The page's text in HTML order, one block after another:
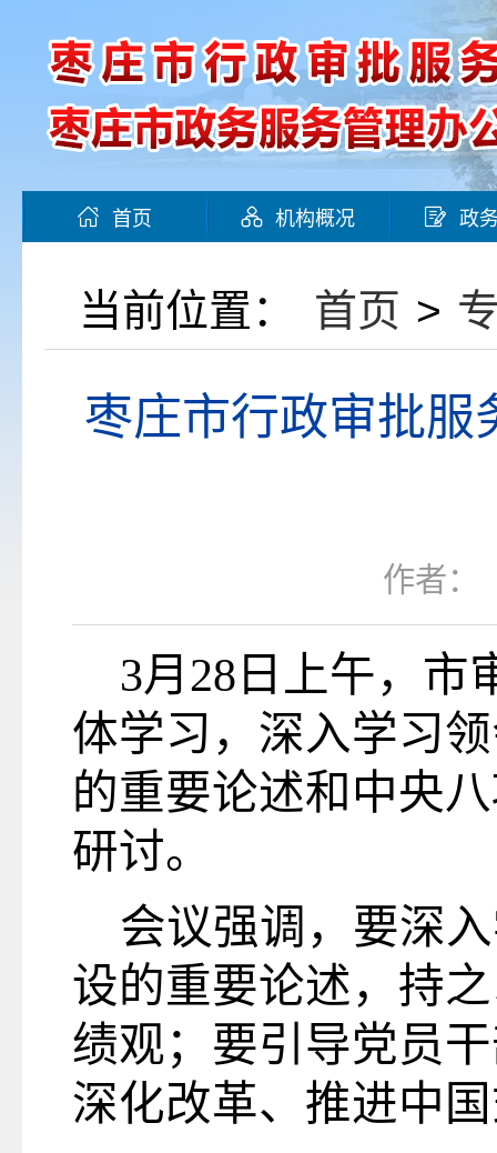
首页 机构概况 政
当前位置： 首页 >
枣庄市行政审批服
作者：
3月28日上午， 市
体学习， 深入学习
的重要论述和中央
研讨。
会议强调， 要深
设的重要论述，持
绩观；要引导党员
深化改革、推进中